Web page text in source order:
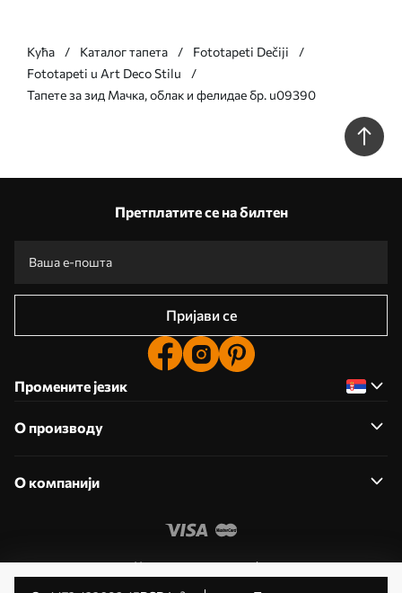
Кућа Каталог тапета
Fototapeti Dečiji
Fototapeti u Art Deco Stilu
Тапете за зид Мачка, облак и фелидае бр. u09390
Претплатите се на билтен
Пријави се
Промените језик
О производу
О компанији
Уредите дозволе колачића
© 2011- 2026 Uwalls . Сва права задржана. Управља KLW